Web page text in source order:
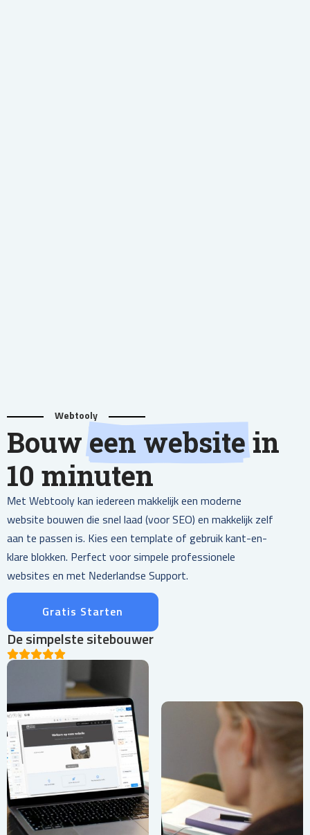
Webtooly
Bouw een website in
10 minuten
Met Webtooly kan iedereen makkelijk een moderne
website bouwen die snel laad (voor SEO) en makkelijk zelf
aan te passen is. Kies een template of gebruik kant-en-
klare blokken. Perfect voor simpele professionele
websites en met Nederlandse Support.
Gratis Starten
De simpelste sitebouwer